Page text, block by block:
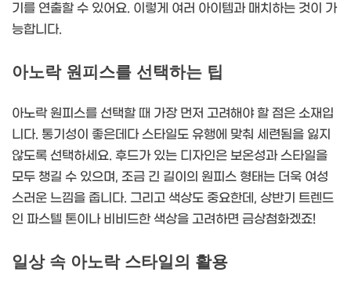
기를 연출할 수 있어요. 이렇게 여러 아이템과 매치하는 것이 가
능합니다.
아노락 원피스를 선택하는 팁
아노락 원피스를 선택할 때 가장 먼저 고려해야 할 점은 소재입
니다. 통기성이 좋은데다 스타일도 유행에 맞춰 세련됨을 잃지
않도록 선택하세요. 후드가 있는 디자인은 보온성과 스타일을
모두 챙길 수 있으며, 조금 긴 길이의 원피스 형태는 더욱 여성
스러운 느낌을 줍니다. 그리고 색상도 중요한데, 상반기 트렌드
인 파스텔 톤이나 비비드한 색상을 고려하면 금상첨화겠죠!
일상 속 아노락 스타일의 활용